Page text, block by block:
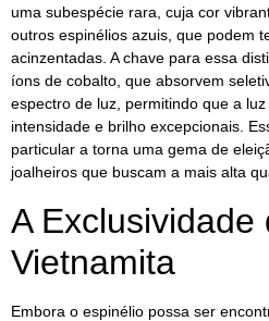
uma subespécie rara, cuja cor
outros espinélios azuis, que podem
acinzentadas. A chave para essa
íons de cobalto, que absorvem
espectro de luz, permitindo que a
intensidade e brilho excepcionais.
particular a torna uma gema de
joalheiros que buscam a mais alta
A Exclusividade
Vietnamita
Embora o espinélio possa ser